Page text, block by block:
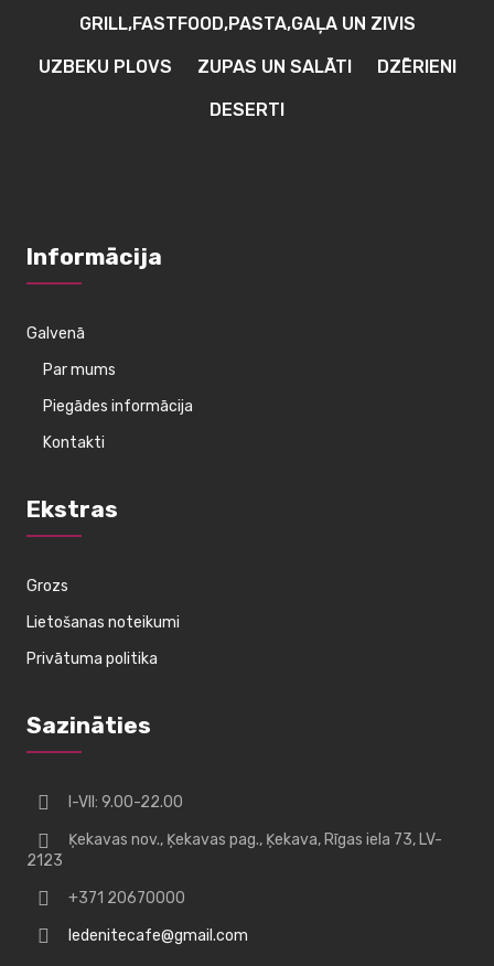
GRILL,FASTFOOD,PASTA,GAĻA UN ZIVIS
UZBEKU PLOVS ZUPAS UN SALĀTI DZĒRIENI
DESERTI
Informācija
Galvenā
Par mums
Piegādes informācija
Kontakti
Ekstras
Grozs
Lietošanas noteikumi
Privātuma politika
Sazināties
I-VII: 9.00-22.00
Ķekavas nov., Ķekavas pag., Ķekava, Rīgas iela 73, LV-
2123
+371 20670000
ledenitecafe@gmail.com